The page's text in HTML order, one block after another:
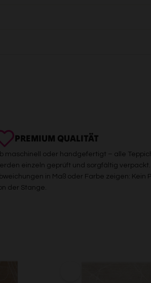
PREMIUM QUALITÄT
maschinell oder handgefertigt – alle
einzeln geprüft und sorgfältig
in Maß oder Farbe zeigen: Kein
der Stange.